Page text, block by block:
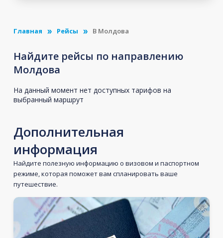
Главная Рейсы В Молдова
Найдите рейсы по направлению
Молдова
На данный момент нет доступных тарифов на
выбранный маршрут
Дополнительная
информация
Найдите полезную информацию о визовом и паспортном
режиме, которая поможет вам спланировать ваше
путешествие.